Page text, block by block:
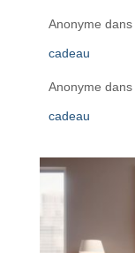
Anonyme dans
cadeau
Anonyme dans
cadeau